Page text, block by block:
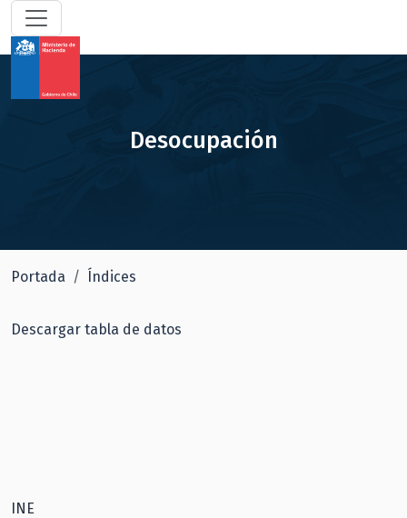
Desocupación
Portada Índices
Descargar tabla de datos
INE